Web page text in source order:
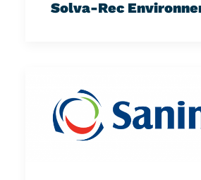
Solva-Rec